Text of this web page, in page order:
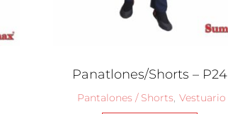
Panatlones/Shorts – P24
Pantalones / Shorts Vestuario